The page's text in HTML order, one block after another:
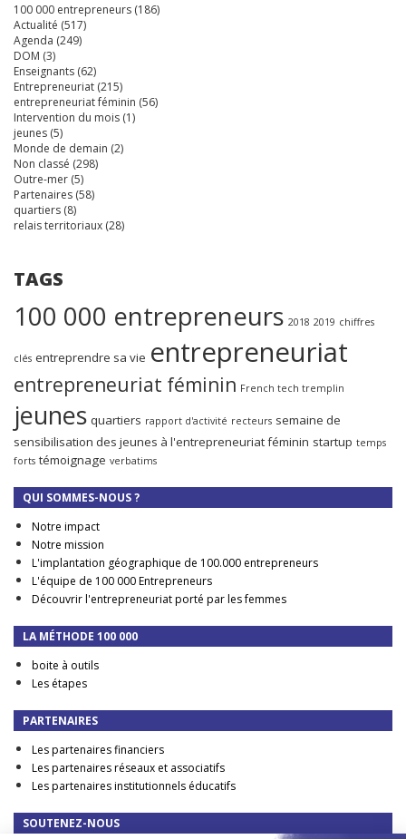
100 000 entrepreneurs (186)
Actualité (517)
Agenda (249)
DOM (3)
Enseignants (62)
Entrepreneuriat (215)
entrepreneuriat féminin (56)
Intervention du mois (1)
jeunes (5)
Monde de demain (2)
Non classé (298)
Outre-mer (5)
Partenaires (58)
quartiers (8)
relais territoriaux (28)
TAGS
100 000 entrepreneurs 2018 2019 chiffres
clés entreprendre sa vie entrepreneuriat
entrepreneuriat féminin French tech tremplin
jeunes quartiers rapport d'activité recteurs semaine de
sensibilisation des jeunes à l'entrepreneuriat féminin startup temps
forts témoignage verbatims
QUI SOMMES-NOUS ?
Notre impact
Notre mission
L'implantation géographique de 100.000 entrepreneurs
L'équipe de 100 000 Entrepreneurs
Découvrir l'entrepreneuriat porté par les femmes
LA MÉTHODE 100 000
boite à outils
Les étapes
PARTENAIRES
Les partenaires financiers
Les partenaires réseaux et associatifs
Les partenaires institutionnels éducatifs
SOUTENEZ-NOUS